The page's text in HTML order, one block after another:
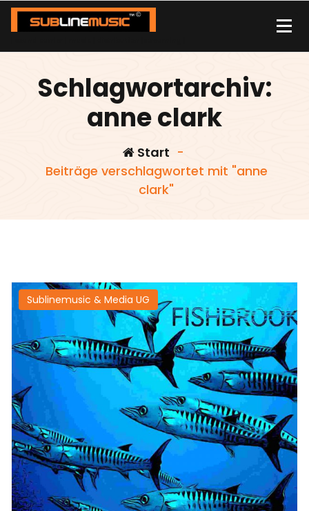
Zum
Inhalt
Schlagwortarchiv:
anne clark
Start -
Beiträge verschlagwortet mit "anne
clark"
Sublinemusic & Media UG